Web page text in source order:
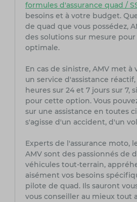
formules d'assurance quad /
besoins et à votre budget.
de quad que vous possédez,
des solutions sur mesure
optimale.
En cas de sinistre, AMV met
un service d'assistance
heures sur 24 et 7 jours sur 7,
pour cette option. Vous
sur une assistance en toutes
s'agisse d'un accident, d'un
Experts de l'assurance moto,
AMV sont des passionnés de
véhicules tout-terrain,
aisément vos besoins
pilote de quad. Ils sauront
vous conseiller au mieux tout